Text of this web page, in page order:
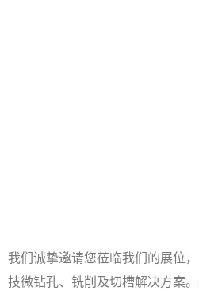
我们诚挚邀请您莅临我们的展位
技微钻孔、铣削及切槽解决方案